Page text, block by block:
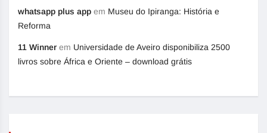
whatsapp plus app em Museu do Ipiranga: História e
Reforma
11 Winner em Universidade de Aveiro disponibiliza 2500
livros sobre África e Oriente – download grátis